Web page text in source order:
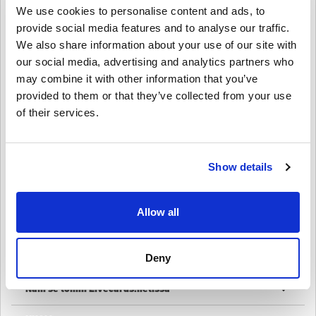
We use cookies to personalise content and ads, to
provide social media features and to analyse our traffic.
We also share information about your use of our site with
our social media, advertising and analytics partners who
may combine it with other information that you’ve
provided to them or that they’ve collected from your use
of their services.
Show details
Allow all
Deny
Network Finland?
verkkosivuston kautta.
2️⃣ Siirry kohtaan ‘Lunasta koodit’ – Löytyy PlayStation Storen
valikosta.
numeroinen koodi.
4️⃣ Nauti uusista varoistasi – Lisätään välittömästi PSN-
Saat nopean ja turvallisen pääsyn PlayStation Storeen ja nauti
Nappaa PSN-korttisi 20 EUR - PlayStation Network Finlandin
digitaalinen avain nyt Livecards.netistä ja aloita pelaaminen jo
Näin se toimii Livecards.netissä